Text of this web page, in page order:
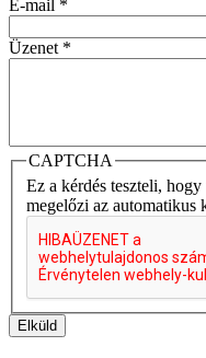
E-mail *
Üzenet *
CAPTCHA
Ez a kérdés teszteli,
megelőzi az automatikus
Elküld